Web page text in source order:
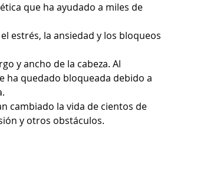
que ha ayudado a miles de
estrés, la ansiedad y los bloqueos
y ancho de la cabeza. Al
ha quedado bloqueada debido a
cambiado la vida de cientos de
y otros obstáculos.